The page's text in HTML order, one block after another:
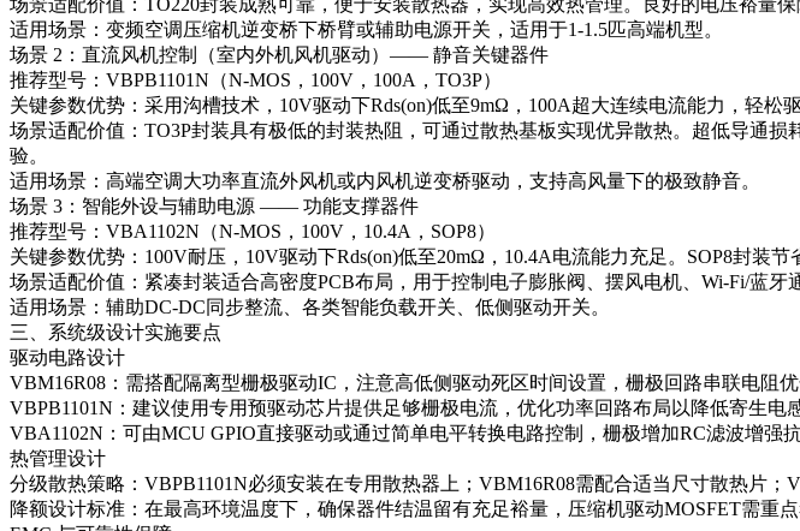
场景适配价值：TO220封装成熟可靠，便于安装散热器，实现高效热管理。良好的电压裕量
适用场景：变频空调压缩机逆变桥下桥臂或辅助电源开关，适用于1-1.5匹高端机型。
场景 2：直流风机控制（室内外机风机驱动）—— 静音关键器件
推荐型号：VBPB1101N（N-MOS，100V，100A，TO3P）
关键参数优势：采用沟槽技术，10V驱动下Rds(on)低至9mΩ，100A超大连续电流能力，轻松
场景适配价值：TO3P封装具有极低的封装热阻，可通过散热基板实现优异散热。超低导通
验。
适用场景：高端空调大功率直流外风机或内风机逆变桥驱动，支持高风量下的极致静音。
场景 3：智能外设与辅助电源 —— 功能支撑器件
推荐型号：VBA1102N（N-MOS，100V，10.4A，SOP8）
关键参数优势：100V耐压，10V驱动下Rds(on)低至20mΩ，10.4A电流能力充足。SOP8封装
场景适配价值：紧凑封装适合高密度PCB布局，用于控制电子膨胀阀、摆风电机、Wi-Fi/蓝
适用场景：辅助DC-DC同步整流、各类智能负载开关、低侧驱动开关。
三、系统级设计实施要点
驱动电路设计
VBM16R08：需搭配隔离型栅极驱动IC，注意高低侧驱动死区时间设置，栅极回路串联电阻优
VBPB1101N：建议使用专用预驱动芯片提供足够栅极电流，优化功率回路布局以降低寄生电感
VBA1102N：可由MCU GPIO直接驱动或通过简单电平转换电路控制，栅极增加RC滤波增强抗
热管理设计
分级散热策略：VBPB1101N必须安装在专用散热器上；VBM16R08需配合适当尺寸散热片；
降额设计标准：在最高环境温度下，确保器件结温留有充足裕量，压缩机驱动MOSFET需重点